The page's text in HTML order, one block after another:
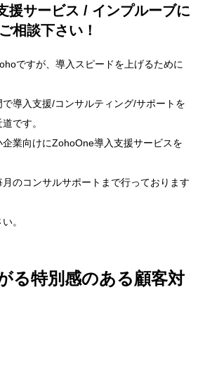
援サービス / インプルーブに
ご相談下さい！
ですが、導入スピードを上げるために
導入支援/コンサルティング/サポートを
です。
業向けにZohoOne導入支援サービスを
のコンサルサポートまで行っております
。
る特別感のある顧客対